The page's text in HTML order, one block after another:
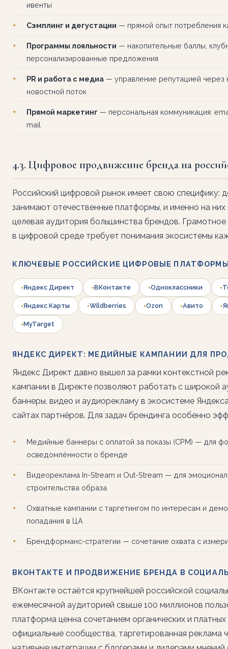
ивенты
Сэмплинг и дегустации — прямой опыт потребления
Программы лояльности — накопительные баллы,
персонализированные предложения
PR и работа с медиа — управление репутацией через
новостной поток
Прямой маркетинг — персональная коммуникация:
mail
4.3. Цифровое продвижение бренда на
Российский цифровой рынок имеет свою специфику:
занимают отечественные платформы, и именно на
целевая аудитория большинства брендов. Грамотное
в цифровой среде требует понимания экосистемы
КЛЮЧЕВЫЕ РОССИЙСКИЕ ЦИФРОВЫЕ
Яндекс Директ ВКонтакте Одноклассники
Яндекс Карты Wildberries Ozon Авито
MyTarget
ЯНДЕКС ДИРЕКТ: МЕДИЙНЫЕ КАМПАНИИ ДЛЯ
Яндекс Директ давно вышел за рамки контекстной
кампании в Директе позволяют работать с широкой
баннеры, видео и аудиорекламу в экосистеме
сайтах партнёров. Для задач брендинга особенно
Медийные баннеры с оплатой за показы (CPM) — для
осведомлённости о бренде
Видеореклама In-Stream и Out-Stream — для
строительства образа
Охватные кампании с таргетингом по интересам и
попадания в ЦА
Брендформанс-стратегии — сочетание охвата с
ВКОНТАКТЕ И ПРОДВИЖЕНИЕ БРЕНДА В
ВКонтакте остаётся крупнейшей российской
ежемесячной аудиторией свыше 100 миллионов
платформа ценна сочетанием органических и
официальные сообщества, таргетированная реклама